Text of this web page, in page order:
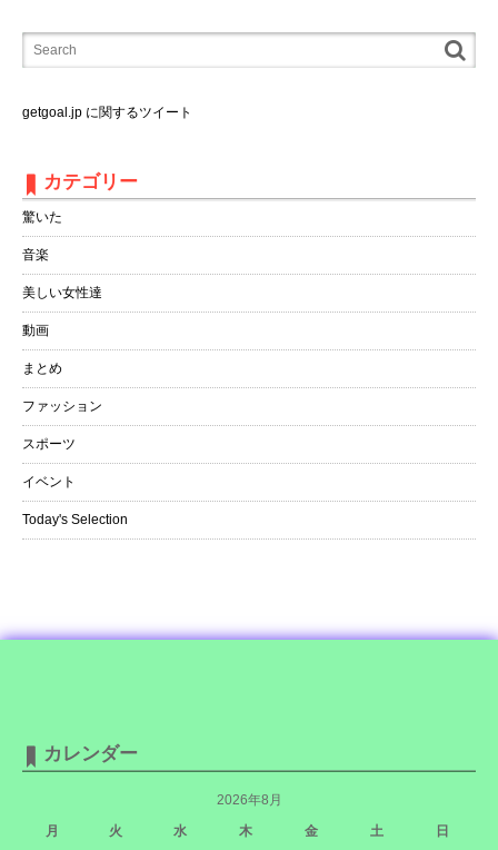
getgoal.jp に関するツイート
カテゴリー
驚いた
音楽
美しい女性達
動画
まとめ
ファッション
スポーツ
イベント
Today's Selection
カレンダー
2026年8月
月
火 水 木 金 土 日